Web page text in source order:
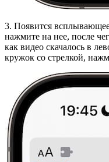
3. Появится
нажмите на нее, после
как видео скачалось в
кружок со стрелкой,